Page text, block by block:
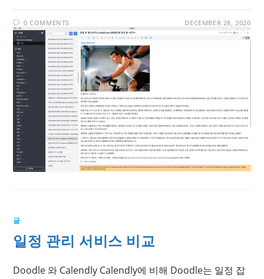
0 COMMENTS DECEMBER 28, 2020
글
일정 관리 서비스 비교
Doodle 와 Calendly Calendly에 비해 Doodle는 일정 잡